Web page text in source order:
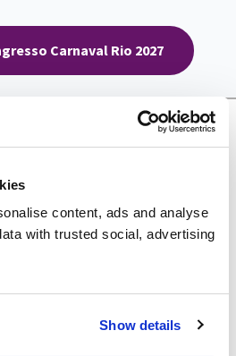
content, ads and analyse
with trusted social, advertising
Show details
Carnaval Rio 2027
Relacionadas